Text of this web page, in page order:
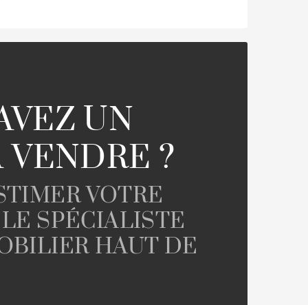
UN
?
VOTRE
SPÉCIALISTE
HAUT DE